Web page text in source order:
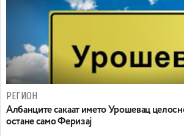
РЕГИОН
Aлбанците сакаат името Урошевац
остане само Феризај